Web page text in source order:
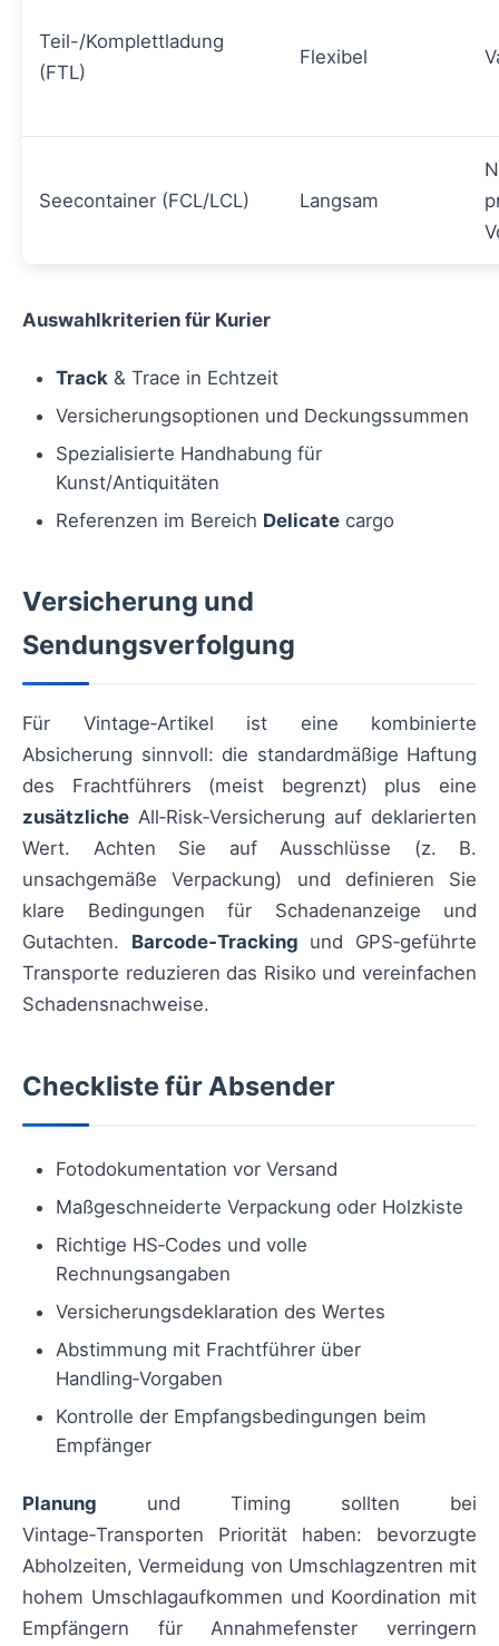
Teil-/Komplettladung
(FTL)
Flexibel
Seecontainer (FCL/LCL) Langsam
Auswahlkriterien für Kurier
Track & Trace in Echtzeit
Versicherungsoptionen und Deckungssummen
Spezialisierte Handhabung für
Kunst/Antiquitäten
Referenzen im Bereich Delicate cargo
Versicherung und
Sendungsverfolgung
Für Vintage‑Artikel ist eine kombinierte
Absicherung sinnvoll: die standardmäßige Haftung
des Frachtführers (meist begrenzt) plus eine
zusätzliche All‑Risk‑Versicherung auf deklarierten
Wert. Achten Sie auf Ausschlüsse (z. B.
unsachgemäße Verpackung) und definieren Sie
klare Bedingungen für Schadenanzeige und
Gutachten. Barcode‑Tracking und GPS‑geführte
Transporte reduzieren das Risiko und vereinfachen
Schadensnachweise.
Checkliste für Absender
Fotodokumentation vor Versand
Maßgeschneiderte Verpackung oder Holzkiste
Richtige HS‑Codes und volle
Rechnungsangaben
Versicherungsdeklaration des Wertes
Abstimmung mit Frachtführer über
Handling‑Vorgaben
Kontrolle der Empfangsbedingungen beim
Empfänger
Planung und Timing sollten bei
Vintage‑Transporten Priorität haben: bevorzugte
Abholzeiten, Vermeidung von Umschlagzentren mit
hohem Umschlagaufkommen und Koordination mit
Empfängern für Annahmefenster verringern